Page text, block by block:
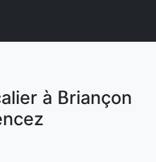
à Briançon